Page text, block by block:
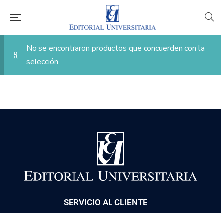
No se encontraron productos que concuerden con la
selección.
SERVICIO AL CLIENTE